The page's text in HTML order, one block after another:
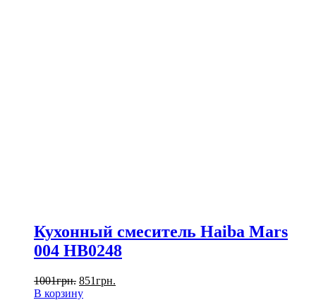
Кухонный смеситель Haiba Mars
004 HB0248
1001грн. 851грн.
В корзину